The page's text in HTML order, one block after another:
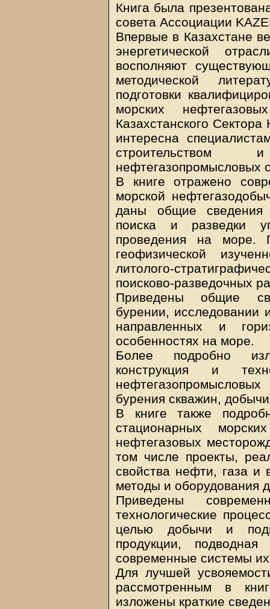
Книга была
совета Ассоциации
Впервые в Казахстане
энергетической
восполняют
методической
подготовки
морских
Казахстанского
интересна
строительством
нефтегазопромысловых
В книге отражено
морской
даны общие сведения
поиска и разведки
проведения на море.
геофизической
литолого-
поисково-разведочных
Приведены общие
бурении, исследовании
направленных и
особенностях на море.
Более подробно
конструкция и
бурения скважин,
В книге также
стационарных
нефтегазовых
том числе проекты,
свойства нефти, газа
методы и оборудования
Приведены
технологические
целью добычи и
продукции,
современные системы
Для лучшей
рассмотренным в
изложены краткие